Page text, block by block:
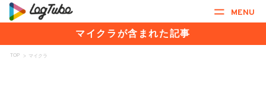
MENU
マイクラが含まれた記事
TOP > マイクラ